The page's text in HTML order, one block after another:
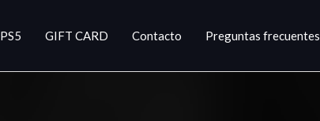
PS5 GIFT CARD Contacto Preguntas frecuentes